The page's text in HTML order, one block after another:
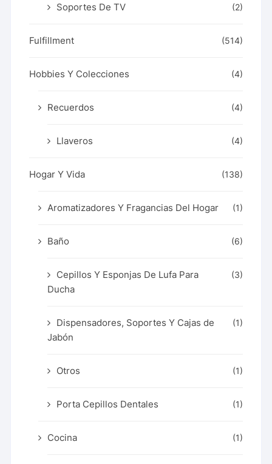
Soportes De TV (2)
Fulfillment (514)
Hobbies Y Colecciones (4)
Recuerdos (4)
Llaveros (4)
Hogar Y Vida (138)
Aromatizadores Y Fragancias Del Hogar (1)
Baño (6)
Cepillos Y Esponjas De Lufa Para
Ducha
(3)
Dispensadores, Soportes Y Cajas de
Jabón
(1)
Otros (1)
Porta Cepillos Dentales (1)
Cocina (1)